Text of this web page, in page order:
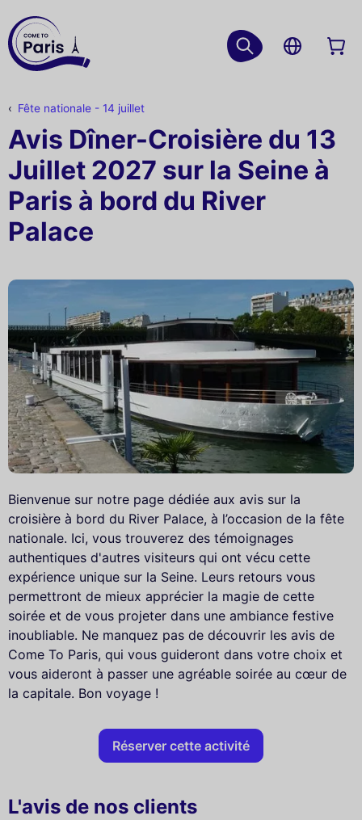
Fête nationale - 14 juillet
Avis Dîner-Croisière du 13
Juillet 2027 sur la Seine à
Paris à bord du River
Palace
Bienvenue sur notre page dédiée aux avis sur la
croisière à bord du River Palace, à l’occasion de la fête
nationale. Ici, vous trouverez des témoignages
authentiques d'autres visiteurs qui ont vécu cette
expérience unique sur la Seine. Leurs retours vous
permettront de mieux apprécier la magie de cette
soirée et de vous projeter dans une ambiance festive
inoubliable. Ne manquez pas de découvrir les avis de
Come To Paris, qui vous guideront dans votre choix et
vous aideront à passer une agréable soirée au cœur de
la capitale. Bon voyage !
Réserver cette activité
L'avis de nos clients